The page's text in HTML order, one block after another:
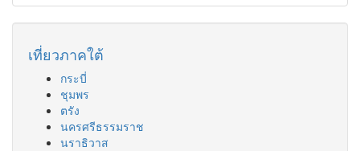
เที่ยวภาคใต้
กระบี่
ชุมพร
ตรัง
นครศรีธรรมราช
นราธิวาส